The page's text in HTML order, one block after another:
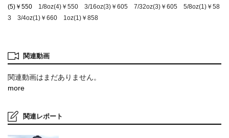
(5)￥550 1/8oz(4)￥550 3/16oz(3)￥605 7/32oz(3)￥605 5/8oz(1)￥58
3 3/4oz(1)￥660 1oz(1)￥858
関連動画
関連動画はまだありません。
more
関連レポート